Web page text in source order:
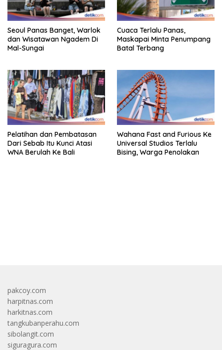
Seoul Panas Banget, Warlok
dan Wisatawan Ngadem Di
Mal-Sungai
Cuaca Terlalu Panas,
Maskapai Minta Penumpang
Batal Terbang
Pelatihan dan Pembatasan
Dari Sebab Itu Kunci Atasi
WNA Berulah Ke Bali
Wahana Fast and Furious Ke
Universal Studios Terlalu
Bising, Warga Penolakan
pakcoy.com
harpitnas.com
harkitnas.com
tangkubanperahu.com
sibolangit.com
siguragura.com